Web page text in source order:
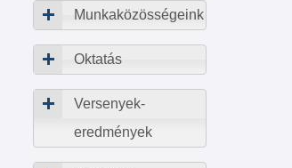
Munkaközösségeink
Oktatás
Versenyek-
eredmények